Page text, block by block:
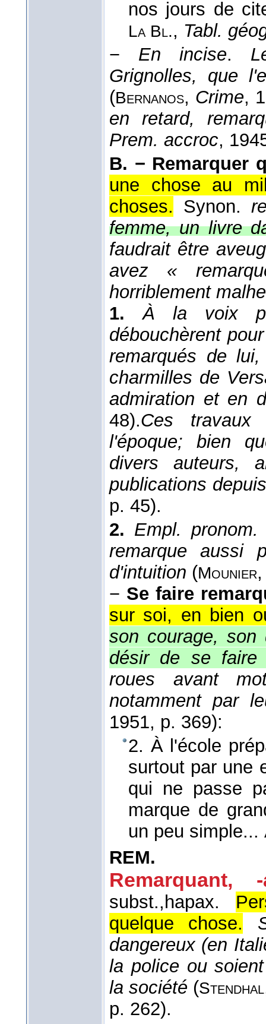
nos jours de
La Bl., Tabl.
− En incise.
Grignolles, que
(Bernanos, Crime,
en retard,
Prem. accroc,
B. − Remarquer
une chose au
choses. Synon.
femme, un livre
faudrait être
avez «
horriblement
1.
À la voix
débouchèrent
remarqués de
charmilles de
admiration et en
48).Ces
l'époque; bien
divers auteurs,
publications
p. 45).
2. Empl.
remarque aussi
d'intuition (Mounier
− Se faire
sur soi, en bien
son courage, son
désir de se faire
roues avant
notamment par
1951, p. 369):
2. À l'école
surtout par une
qui ne passe
marque de
un peu simple...
REM.
Remarquant, -
subst., hapax.
quelque chose.
dangereux (en
la police ou
la société (Stendhal
p. 262).